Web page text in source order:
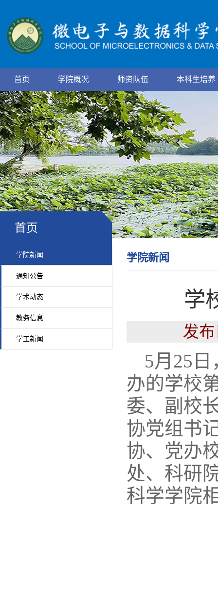
首页 学院概况 师资队伍 本科生培养
首页
学院新闻
通知公告
学术动态
教务信息
学工新闻
学院新闻
学
发
5月25
办的学校
委、副校
协党组书
协、党办
处、科研
科学学院